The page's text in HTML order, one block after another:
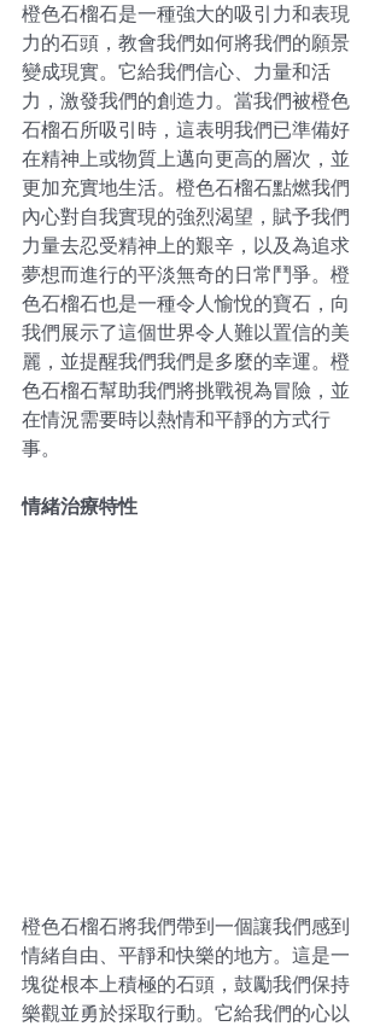
橙色石榴石是一種強大的吸引力和表現
力的石頭，教會我們如何將我們的願景
變成現實。它給我們信心、力量和活
力，激發我們的創造力。當我們被橙色
石榴石所吸引時，這表明我們已準備好
在精神上或物質上邁向更高的層次，並
更加充實地生活。橙色石榴石點燃我們
內心對自我實現的強烈渴望，賦予我們
力量去忍受精神上的艱辛，以及為追求
夢想而進行的平淡無奇的日常鬥爭。橙
色石榴石也是一種令人愉悅的寶石，向
我們展示了這個世界令人難以置信的美
麗，並提醒我們我們是多麼的幸運。橙
色石榴石幫助我們將挑戰視為冒險，並
在情況需要時以熱情和平靜的方式行
事。
情緒治療特性
橙色石榴石將我們帶到一個讓我們感到
情緒自由、平靜和快樂的地方。這是一
塊從根本上積極的石頭，鼓勵我們保持
樂觀並勇於採取行動。它給我們的心以